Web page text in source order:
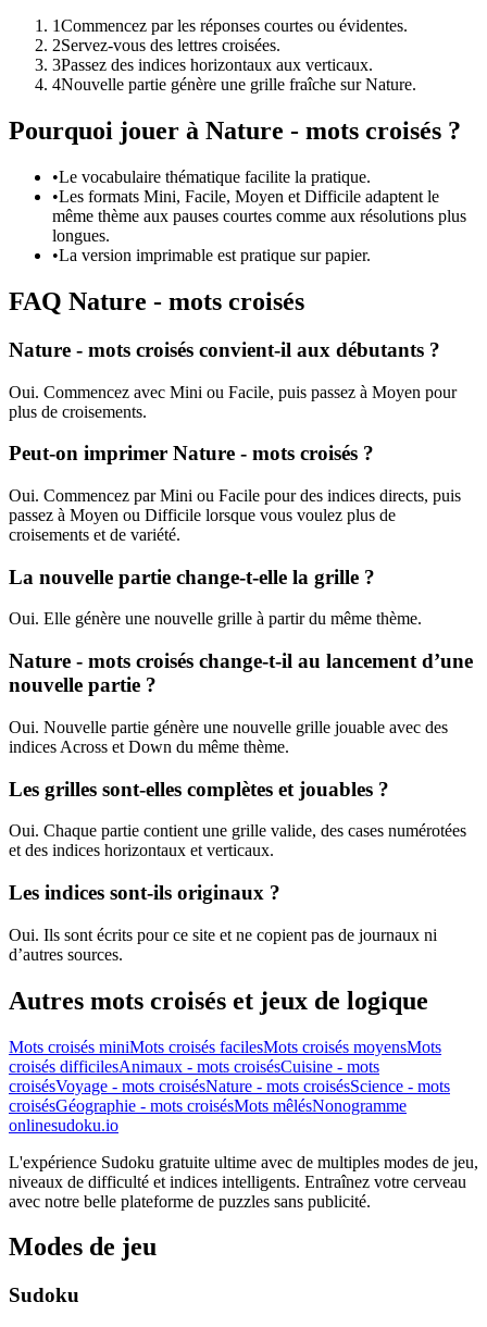
1Commencez par les réponses courtes ou évidentes.
2Servez-vous des lettres croisées.
3Passez des indices horizontaux aux verticaux.
4Nouvelle partie génère une grille fraîche sur Nature.
Pourquoi jouer à Nature - mots croisés ?
•Le vocabulaire thématique facilite la pratique.
•Les formats Mini, Facile, Moyen et Difficile adaptent le
même thème aux pauses courtes comme aux résolutions plus
longues.
•La version imprimable est pratique sur papier.
FAQ Nature - mots croisés
Nature - mots croisés convient-il aux débutants ?
Oui. Commencez avec Mini ou Facile, puis passez à Moyen pour
plus de croisements.
Peut-on imprimer Nature - mots croisés ?
Oui. Commencez par Mini ou Facile pour des indices directs, puis
passez à Moyen ou Difficile lorsque vous voulez plus de
croisements et de variété.
La nouvelle partie change-t-elle la grille ?
Oui. Elle génère une nouvelle grille à partir du même thème.
Nature - mots croisés change-t-il au lancement d’une
nouvelle partie ?
Oui. Nouvelle partie génère une nouvelle grille jouable avec des
indices Across et Down du même thème.
Les grilles sont-elles complètes et jouables ?
Oui. Chaque partie contient une grille valide, des cases numérotées
et des indices horizontaux et verticaux.
Les indices sont-ils originaux ?
Oui. Ils sont écrits pour ce site et ne copient pas de journaux ni
d’autres sources.
Autres mots croisés et jeux de logique
Mots croisés miniMots croisés facilesMots croisés moyensMots
croisés difficilesAnimaux - mots croisésCuisine - mots
croisésVoyage - mots croisésNature - mots croisésScience - mots
croisésGéographie - mots croisésMots mêlésNonogramme
onlinesudoku.io
L'expérience Sudoku gratuite ultime avec de multiples modes de jeu,
niveaux de difficulté et indices intelligents. Entraînez votre cerveau
avec notre belle plateforme de puzzles sans publicité.
Modes de jeu
Sudoku